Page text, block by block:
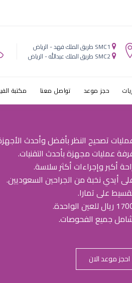
SMC1 طريق الملك فهد - الرياض
SMC2 طريق الملك عبدالله - الرياض
حجز موعد تواصل معنا مكتبة
تصحيح النظر بأفضل وأحدث
عمليات مجهزة بأحدث التقنيات.
أكبر وإجراءات أكثر سلاسة.
أيدي نخبة من الجراحين السعوديين.
على تمارا.
جميع الفحوصات.
احجز موعد الان